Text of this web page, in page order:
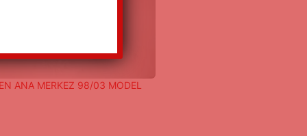
ANA MERKEZ 98/03 MODEL